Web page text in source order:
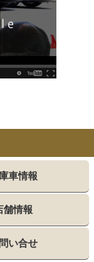
車情報
舗情報
い合せ